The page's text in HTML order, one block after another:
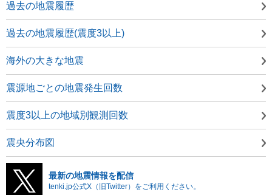
過去の地震履歴
過去の地震履歴(震度3以上)
海外の大きな地震
震源地ごとの地震発生回数
震度3以上の地域別観測回数
震央分布図
最新の地震情報を配信
tenki.jp公式X（旧Twitter）をご利用ください。